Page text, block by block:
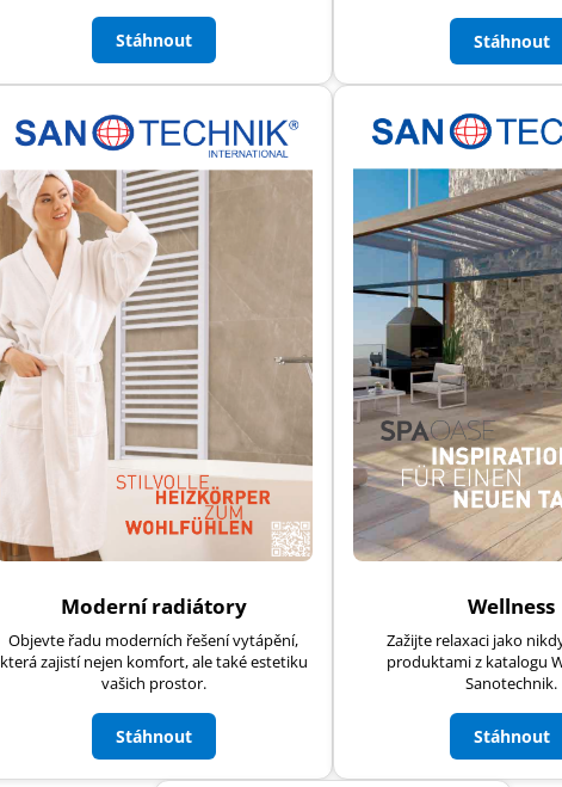
Stáhnout Stáhnout
Moderní radiátory
Objevte řadu moderních řešení vytápění,
která zajistí nejen komfort, ale také estetiku
vašich prostor.
Stáhnout
Wellness
Zažijte relaxaci jako
produktami z katalogu
Sanotechnik.
Stáhnout